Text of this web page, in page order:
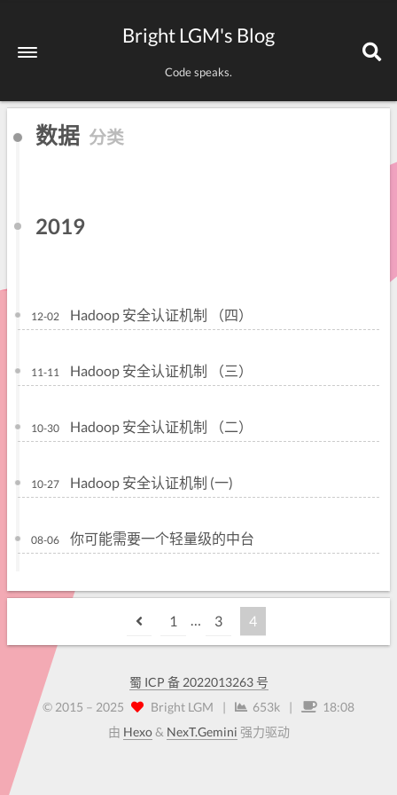
Bright LGM's Blog
Code speaks.
数据 分类
2019
12-02 Hadoop 安全认证机制 （四）
11-11 Hadoop 安全认证机制 （三）
10-30 Hadoop 安全认证机制 （二）
10-27 Hadoop 安全认证机制 (一)
08-06 你可能需要一个轻量级的中台
1 … 3 4
蜀 ICP 备 2022013263 号
© 2015 – 2025 Bright LGM | 653k |
18:08
由 Hexo& NexT.Gemini 强力驱动